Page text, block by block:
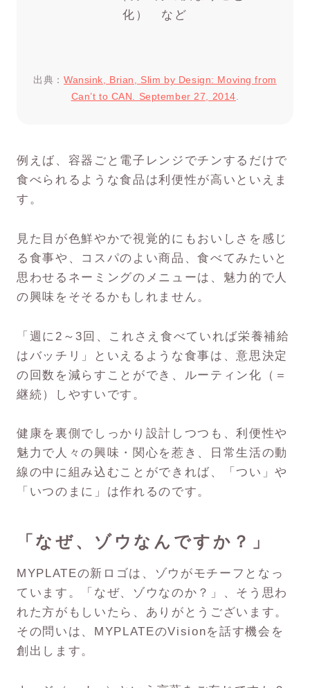
化） など
出典：Wansink, Brian, Slim by Design: Moving from
Can’t to CAN. September 27, 2014.
例えば、容器ごと電子レンジでチンするだけで
食べられるような食品は利便性が高いといえま
す。
見た目が色鮮やかで視覚的にもおいしさを感じ
る食事や、コスパのよい商品、食べてみたいと
思わせるネーミングのメニューは、魅力的で人
の興味をそそるかもしれません。
「週に2～3回、これさえ食べていれば栄養補給
はバッチリ」といえるような食事は、意思決定
の回数を減らすことができ、ルーティン化（＝
継続）しやすいです。
健康を裏側でしっかり設計しつつも、利便性や
魅力で人々の興味・関心を惹き、日常生活の動
線の中に組み込むことができれば、「つい」や
「いつのまに」は作れるのです。
「なぜ、ゾウなんですか？」
MYPLATEの新ロゴは、ゾウがモチーフとなっ
ています。「なぜ、ゾウなのか？」、そう思わ
れた方がもしいたら、ありがとうございます。
その問いは、MYPLATEのVisionを話す機会を
創出します。